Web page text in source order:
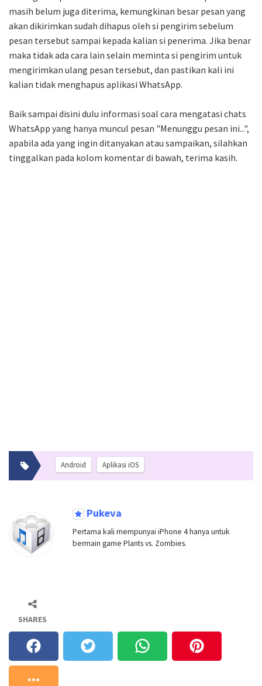
masih belum juga diterima, kemungkinan besar pesan yang
akan dikirimkan sudah dihapus oleh si pengirim sebelum
pesan tersebut sampai kepada kalian si penerima. Jika benar
maka tidak ada cara lain selain meminta si pengirim untuk
mengirimkan ulang pesan tersebut, dan pastikan kali ini
kalian tidak menghapus aplikasi WhatsApp.
Baik sampai disini dulu informasi soal cara mengatasi chats
WhatsApp yang hanya muncul pesan "Menunggu pesan ini...",
apabila ada yang ingin ditanyakan atau sampaikan, silahkan
tinggalkan pada kolom komentar di bawah, terima kasih.
Android Aplikasi iOS
Pukeva
Pertama kali mempunyai iPhone 4 hanya untuk
bermain game Plants vs. Zombies.
SHARES